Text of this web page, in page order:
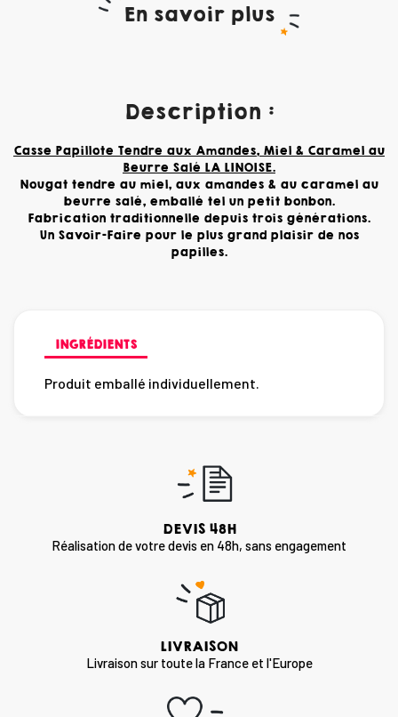
En savoir plus
Description :
Casse Papillote Tendre aux Amandes, Miel & Caramel au
Beurre Salé LA LINOISE.
Nougat tendre au miel, aux amandes & au caramel au
beurre salé, emballé tel un petit bonbon.
Fabrication traditionnelle depuis trois générations.
Un Savoir-Faire pour le plus grand plaisir de nos
papilles.
INGRÉDIENTS
Produit emballé individuellement.
DEVIS 48H
Réalisation de votre devis en 48h, sans engagement
LIVRAISON
Livraison sur toute la France et l'Europe